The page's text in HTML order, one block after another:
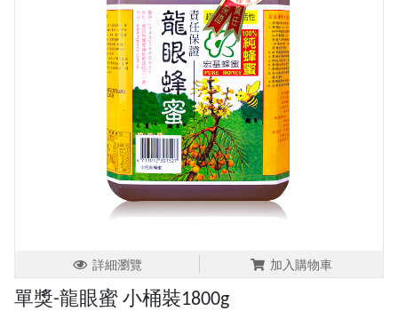
詳細瀏覽 加入購物車
單獎-龍眼蜜 小桶裝1800g